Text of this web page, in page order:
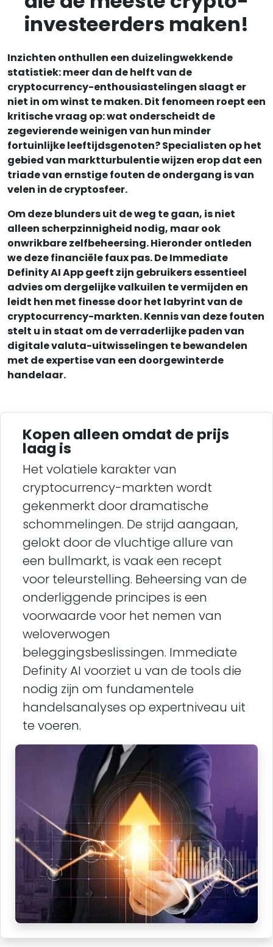
investeerders maken!
Inzichten onthullen een duizelingwekkende
statistiek: meer dan de helft van de
cryptocurrency-enthousiastelingen slaagt er
niet in om winst te maken. Dit fenomeen roept een
kritische vraag op: wat onderscheidt de
zegevierende weinigen van hun minder
fortuinlijke leeftijdsgenoten? Specialisten op het
gebied van marktturbulentie wijzen erop dat een
triade van ernstige fouten de ondergang is van
velen in de cryptosfeer.
Om deze blunders uit de weg te gaan, is niet
alleen scherpzinnigheid nodig, maar ook
onwrikbare zelfbeheersing. Hieronder ontleden
we deze financiële faux pas. De Immediate
Definity AI App geeft zijn gebruikers essentieel
advies om dergelijke valkuilen te vermijden en
leidt hen met finesse door het labyrint van de
cryptocurrency-markten. Kennis van deze fouten
stelt u in staat om de verraderlijke paden van
digitale valuta-uitwisselingen te bewandelen
met de expertise van een doorgewinterde
handelaar.
Kopen alleen omdat de prijs
laag is
Het volatiele karakter van
cryptocurrency-markten wordt
gekenmerkt door dramatische
schommelingen. De strijd aangaan,
gelokt door de vluchtige allure van
een bullmarkt, is vaak een recept
voor teleurstelling. Beheersing van de
onderliggende principes is een
voorwaarde voor het nemen van
weloverwogen
beleggingsbeslissingen. Immediate
Definity AI voorziet u van de tools die
nodig zijn om fundamentele
handelsanalyses op expertniveau uit
te voeren.